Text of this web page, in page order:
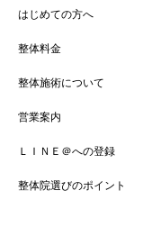
はじめての方へ
整体料金
整体施術について
営業案内
ＬＩＮＥ＠への登録
整体院選びのポイント